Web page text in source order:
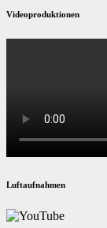
Videoproduktionen
Luftaufnahmen